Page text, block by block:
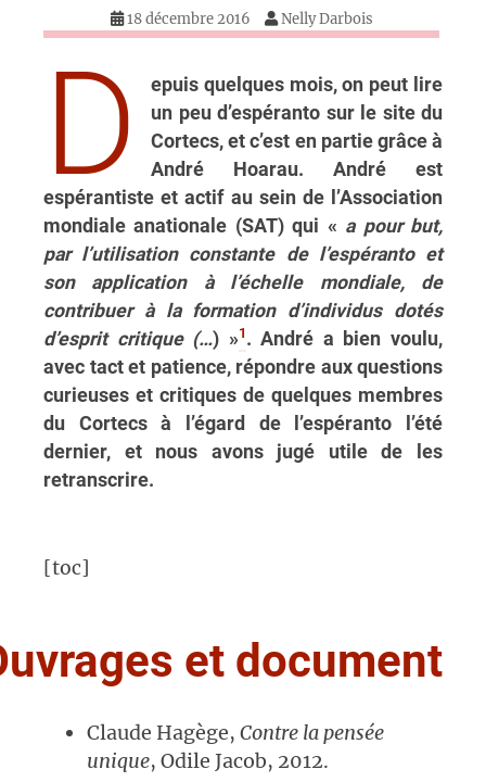
18 décembre 2016 Nelly Darbois
D
epuis quelques mois, on peut lire
un peu d’espéranto sur le site du
Cortecs, et c’est en partie grâce à
André Hoarau. André est
espérantiste et actif au sein de l’Association
mondiale anationale (SAT) qui « a pour but,
par l’utilisation constante de l’espéranto et
son application à l’échelle mondiale, de
contribuer à la formation d’individus dotés
d’esprit critique (…) »1 . André a bien voulu,
avec tact et patience, répondre aux questions
curieuses et critiques de quelques membres
du Cortecs à l’égard de l’espéranto l’été
dernier, et nous avons jugé utile de les
retranscrire.
[toc]
et document
Claude Hagège, Contre la pensée
unique, Odile Jacob, 2012.